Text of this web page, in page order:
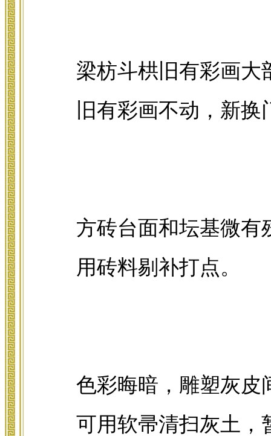
梁枋斗栱旧有彩画大
旧有彩画不动，新
方砖台面和坛基微有
用砖料剔补打点。
色彩晦暗，雕塑灰皮
可用软帚清扫灰土，